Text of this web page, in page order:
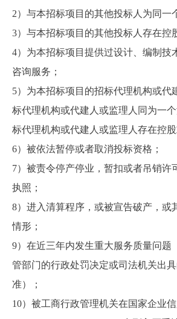
2）与本招标项目的其他投标人为同一
3）与本招标项目的其他投标人存在控
4）为本招标项目提供过设计、编制技
咨询服务；
5）为本招标项目的招标代理机构或代
标代理机构或代建人或监理人同为一
标代理机构或代建人或监理人存在控股
6）被依法暂停或者取消投标资格；
7）被责令停产停业，暂扣或者吊销许
执照；
8）进入清算程序，或被宣告破产，或
情形；
9）在近三年内发生重大服务质量问题
管部门的行政处罚决定或司法机关出
准）；
10）被工商行政管理机关在国家企业